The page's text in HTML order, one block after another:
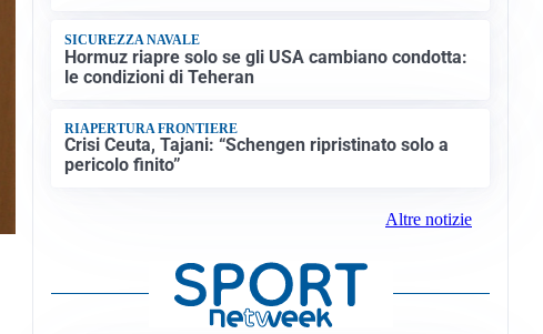
SICUREZZA NAVALE
Hormuz riapre solo se gli USA cambiano condotta:
le condizioni di Teheran
RIAPERTURA FRONTIERE
Crisi Ceuta, Tajani: “Schengen ripristinato solo a
pericolo finito”
Altre notizie